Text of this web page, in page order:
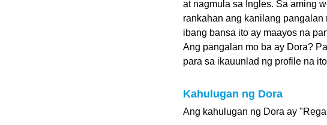
at nagmula sa Ingles. Sa aming
rankahan ang kanilang pangalan
ibang bansa ito ay maayos na
Ang pangalan mo ba ay Dora?
para sa ikauunlad ng profile na
Kahulugan ng Dora
Ang kahulugan ng Dora ay